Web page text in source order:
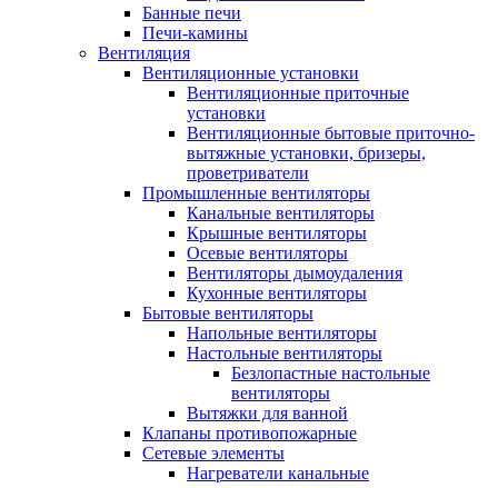
Банные печи
Печи-камины
Вентиляция
Вентиляционные установки
Вентиляционные приточные
установки
Вентиляционные бытовые приточно-
вытяжные установки, бризеры,
проветриватели
Промышленные вентиляторы
Канальные вентиляторы
Крышные вентиляторы
Осевые вентиляторы
Вентиляторы дымоудаления
Кухонные вентиляторы
Бытовые вентиляторы
Напольные вентиляторы
Настольные вентиляторы
Безлопастные настольные
вентиляторы
Вытяжки для ванной
Клапаны противопожарные
Сетевые элементы
Нагреватели канальные